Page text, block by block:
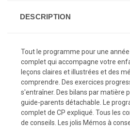
DESCRIPTION
Tout le programme pour une
complet qui accompagne votre
leçons claires et illustrées et des
comprendre. Des exercices
s'entraîner. Des bilans par matière
guide-parents détachable. Le
complet de CP expliqué. Tous les
de conseils. Les jolis Mémos à